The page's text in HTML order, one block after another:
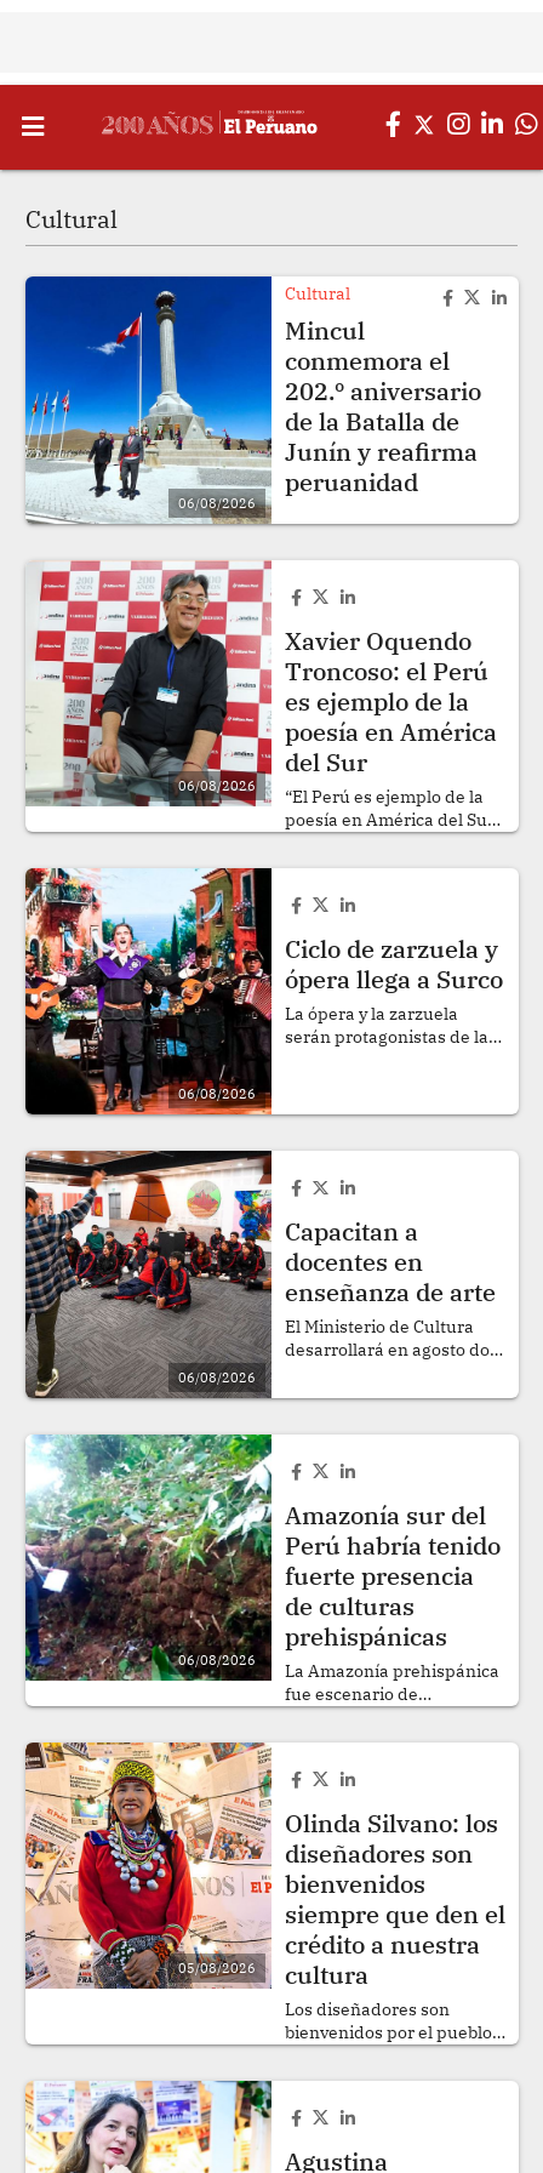
Cultural
06/08/2026
Cultural
Mincul
conmemora el
202.º aniversario
de la Batalla de
Junín y reafirma
peruanidad
06/08/2026
Xavier Oquendo
Troncoso: el Perú
es ejemplo de la
poesía en América
del Sur
“El Perú es ejemplo de la
poesía en América del Sur”,
gestor cultural ecuatoriano
“Todos vemos al Perú como
un país que influye
decisivamente a cualquier
poeta que escriba en
español”, acota. .
06/08/2026
Ciclo de zarzuela y
ópera llega a Surco
La ópera y la zarzuela
serán protagonistas de la
06/08/2026
Capacitan a
docentes en
enseñanza de arte
El Ministerio de Cultura
desarrollará en agosto dos
virtuales del Programa de
.
06/08/2026
Amazonía sur del
Perú habría tenido
fuerte presencia
de culturas
prehispánicas
La Amazonía prehispánica
fue escenario de
y extensas de lo que
05/08/2026
Olinda Silvano: los
diseñadores son
bienvenidos
siempre que den el
crédito a nuestra
cultura
Los diseñadores son
bienvenidos por el pueblo
que respeten y se
a nuestra cultura, opina la
maestra del arte kené,
Agustina